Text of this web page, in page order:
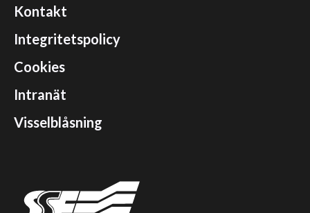
Kontakt
Integritetspolicy
Cookies
Intranät
Visselblåsning